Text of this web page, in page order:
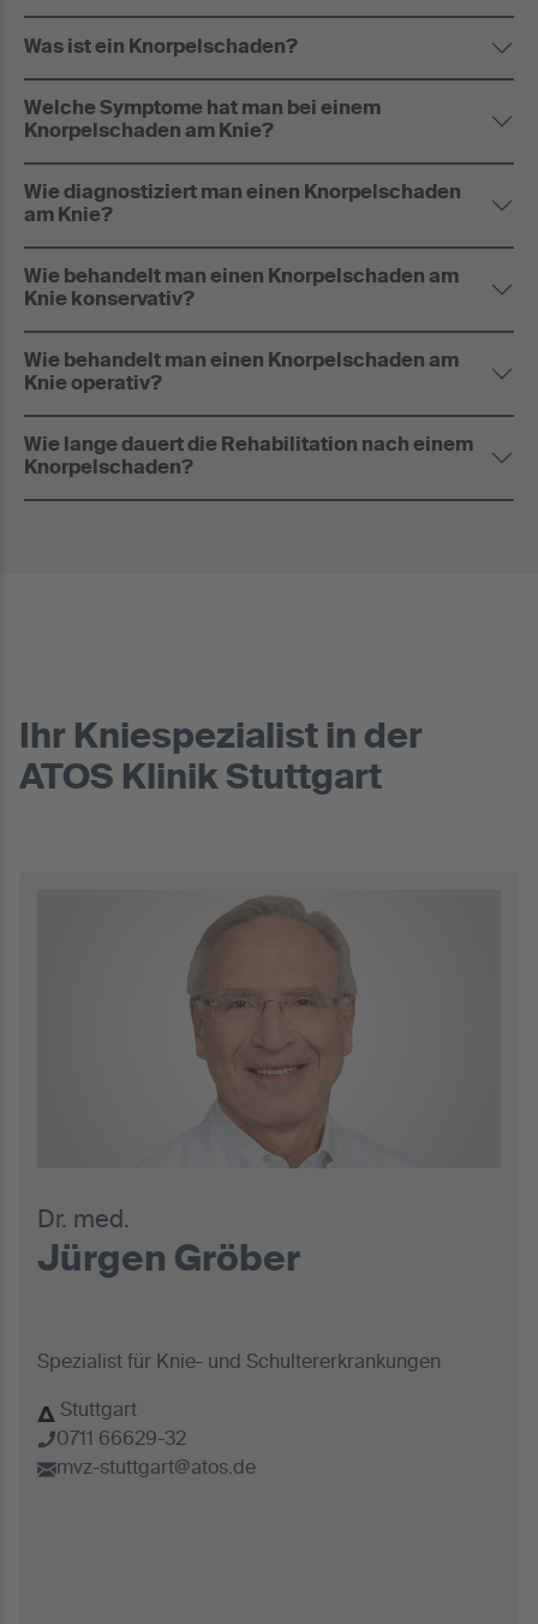
Was ist ein Knorpelschaden?
Welche Symptome hat man bei einem
Knorpelschaden am Knie?
Wie diagnostiziert man einen Knorpelschaden
am Knie?
Wie behandelt man einen Knorpelschaden am
Knie konservativ?
Wie behandelt man einen Knorpelschaden am
Knie operativ?
Wie lange dauert die Rehabilitation nach einem
Knorpelschaden?
Ihr Kniespezialist in der
ATOS Klinik Stuttgart
Dr. med.
Jürgen Gröber
Spezialist für Knie- und Schultererkrankungen
Stuttgart
0711 66629-32
mvz-stuttgart@atos.de